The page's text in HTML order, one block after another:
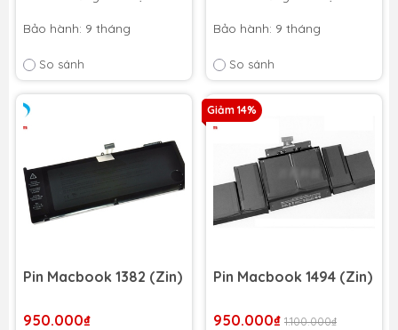
Bảo hành: 9 tháng
So sánh
Bảo hành: 9 tháng
So sánh
Pin Macbook 1382 (Zin)
950.000₫
Giảm 14%
Pin Macbook 1494 (Zin)
950.000₫ 1.100.000₫